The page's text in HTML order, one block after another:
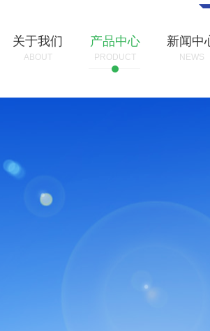
关于我们
ABOUT
产品中心
PRODUCT
新闻中
NEWS